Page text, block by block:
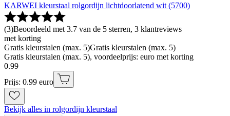
KARWEI kleurstaal rolgordijn lichtdoorlatend wit (5700)
(3)Beoordeeld met 3.7 van de 5 sterren, 3 klantreviews
met korting
Gratis kleurstalen (max. 5)Gratis kleurstalen (max. 5)
Gratis kleurstalen (max. 5), voordeelprijs: euro met korting
0.99
Prijs: 0.99 euro
Bekijk alles in rolgordijn kleurstaal